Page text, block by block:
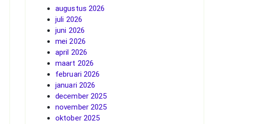
augustus 2026
juli 2026
juni 2026
mei 2026
april 2026
maart 2026
februari 2026
januari 2026
december 2025
november 2025
oktober 2025